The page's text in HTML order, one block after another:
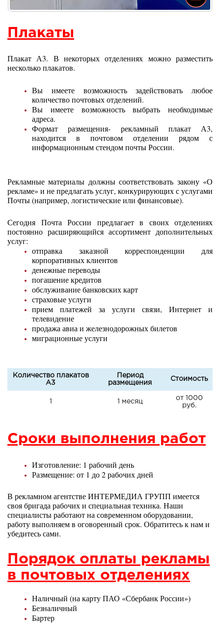
Плакаты
Плакат А3. В некоторых отделениях можно разместить
несколько плакатов.
Вы имеете возможность задействовать любое
количество почтовых отделений.
Вы имеете возможность выбрать необходимые
адреса.
Формат размещения- рекламный плакат А3,
находится в почтовом отделении рядом с
информационным стендом почты России.
Рекламные материалы должны соответствовать закону «О
рекламе» и не предлагать услуг, конкурирующих с услугами
Почты (например, логистические или финансовые).
Сегодня Почта России предлагает в своих отделениях
постоянно расширяющийся ассортимент дополнительных
услуг:
отправка заказной корреспонденции для
корпоративных клиентов
денежные переводы
погашение кредитов
обслуживание банковских карт
страховые услуги
прием платежей за услуги связи, Интернет и
телевидение
продажа авиа и железнодорожных билетов
миграционные услуги
Количество плакатов
А3
Период
размещения
Стоимость
1 1 месяц
от 1000
руб.
Сроки выполнения работ
Изготовление: 1 рабочий день
Размещение: от 1 до 2 рабочих дней
В рекламном агентстве ИНТЕРМЕДИА ГРУПП имеется
своя бригада рабочих и специальная техника. Наши
специалисты работают на современном оборудовании,
работу выполняем в оговоренный срок. Обратитесь к нам и
убедитесь сами.
Порядок оплаты рекламы
в почтовых отделениях
Наличный (на карту ПАО «Сбербанк России»)
Безналичный
Бартер